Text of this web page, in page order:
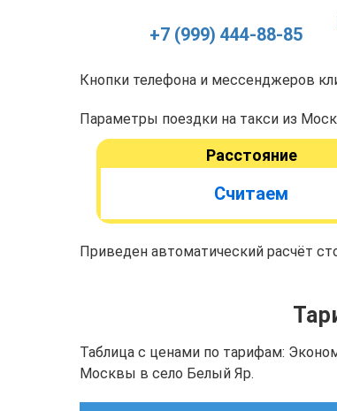
+7 (999) 444-88-85
Кнопки телефона и мессенджеров
Параметры поездки на такси из
Расстояние
Считаем
Приведен автоматический расчёт
Таблица с ценами по тарифам:
Москвы в село Белый Яр.